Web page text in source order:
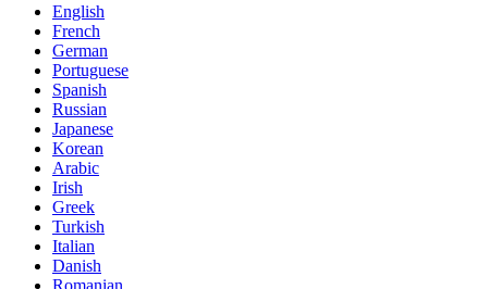
English
French
German
Portuguese
Spanish
Russian
Japanese
Korean
Arabic
Irish
Greek
Turkish
Italian
Danish
Romanian